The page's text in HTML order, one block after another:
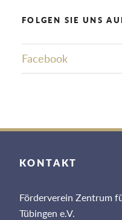
FOLGEN SIE UNS
Facebook
KONTAKT
Förderverein Zentrum
Tübingen e.V.